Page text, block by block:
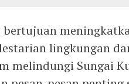
lingkungan
melindungi Sungai